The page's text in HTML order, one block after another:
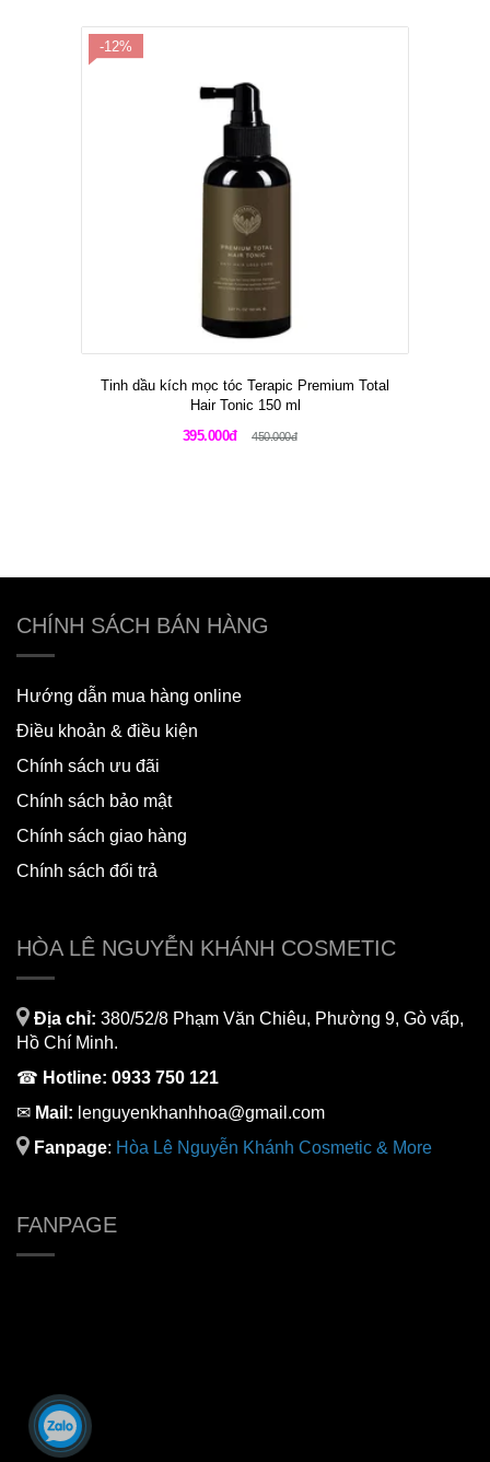
-12%
Tinh dầu kích mọc tóc Terapic Premium Total
Hair Tonic 150 ml
395.000đ
450.000đ
CHÍNH SÁCH BÁN HÀNG
Hướng dẫn mua hàng online
Điều khoản & điều kiện
Chính sách ưu đãi
Chính sách bảo mật
Chính sách giao hàng
Chính sách đổi trả
HÒA LÊ NGUYỄN KHÁNH COSMETIC
Địa chỉ: 380/52/8 Phạm Văn Chiêu, Phường 9, Gò vấp,
Hồ Chí Minh.
☎ Hotline: 0933 750 121
✉ Mail: lenguyenkhanhhoa@gmail.com
Fanpage: Hòa Lê Nguyễn Khánh Cosmetic & More
FANPAGE